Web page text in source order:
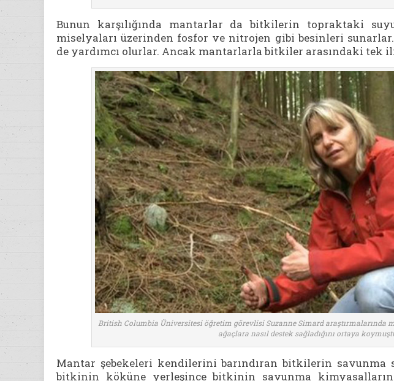
Bunun karşılığında mantarlar da bitkilerin topraktaki
miselyaları üzerinden fosfor ve nitrojen gibi besinleri
de yardımcı olurlar. Ancak mantarlarla bitkiler arasındaki tek
British Columbia Üniversitesi öğretim görevlisi Suzanne Simard araştırmalarında
ağaçlara nasıl destek sağladığını ortaya
Mantar şebekeleri kendilerini barındıran bitkilerin savunma
bitkinin köküne yerleşince bitkinin savunma